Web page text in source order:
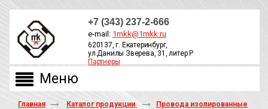
+7 (343) 237-2-666
e-mail: 1mkk@1mkk.ru
620137, г. Екатеринбург,
ул.Данилы Зверева, 31, литер Р
Партнеры
Главная Каталог продукции
Провода изолированные